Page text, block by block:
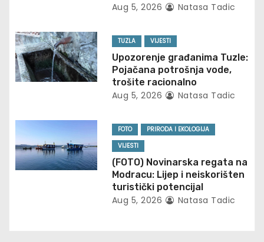
a
t
i
n
Aug 5, 2026 Natasa Tadic
TUZLA VIJESTI
Upozorenje građanima Tuzle:
Pojačana potrošnja vode,
trošite racionalno
Aug 5, 2026 Natasa Tadic
FOTO
PRIRODA I EKOLOGIJA
VIJESTI
(FOTO) Novinarska regata na
Modracu: Lijep i neiskorišten
turistički potencijal
Aug 5, 2026 Natasa Tadic